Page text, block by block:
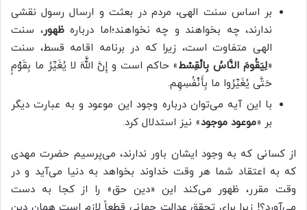
بر اساس سنت الهی، مردم در بعثت و ارسال رسول نقشی
ندارند، چه بخواهند و چه نخواهند؛اما دربارهظهور، سنت
الهی متفاوت است، زیرا که در برنامه اقامه قسط، سنت
«لِیَقُومَ النَّاسُ بِالْقِسْط» حاکم است و إِنَّ اللَّهَ لا یُغَیِّرُ ما بِقَوْمٍ
حَتَّی یُغَیِّرُوا ما بِأَنْفُسِهِم.
با این آیه می‌توان درباره وجود این موعود و به عبارت دیگر
بر «موعود موجود» نیز استدلال کرد.
از کسانی که به وجود ایشان باور ندارند، می‌پرسیم حضرت مهدی
که به اعتقاد شما هر وقت خداوند بخواهد به دنیا می‌آید و در
وقت مقرر، ظهور می‌کند این «دین حق» را از کجا به دست